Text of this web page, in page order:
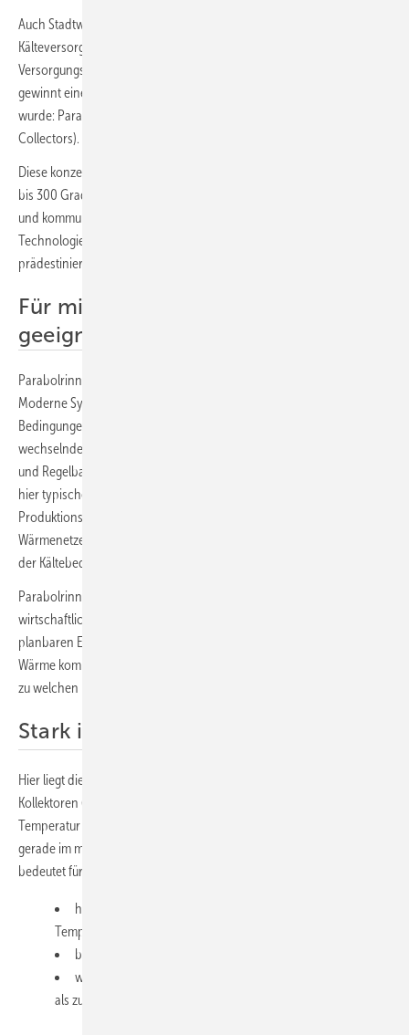
Auch Stadtwerke stehen vor der Frage, wie Wärmenetze und
Kälteversorgung wirtschaftlich klimafreundlich werden – ohne die
Versorgungssicherheit zu gefährden. Genau in diesem Spannungsfeld
gewinnt eine Technologie an Bedeutung, die lange unterschätzt
wurde: Parabolrinnen-Solarthermie (PTC: Parabolic Trough ­
Collectors).
Diese konzentrierende Solarthermie erschließt Temperaturen von 50
bis 300 Grad Celsius. Damit ist sie für viele Anwendungen in Industrie
und kommunaler Versorgung attraktiv. Entscheidend ist: Die
Technologie ist für Mitteleuropa und den deutschen Markt
prädestiniert – technisch, wirtschaftlich und regulatorisch.
Für mitteleuropäisches Klima
geeignet
Parabolrinnen werden häufig mit sonnenreichen Regionen assoziiert.
Moderne Systeme sind jedoch gezielt für mitteleuropäische
Bedingungen ausgelegt – inklusive niedriger Sonnenstände,
wechselnder Einstrahlung und hoher Anforderungen an Robustheit
und Regelbarkeit. Für Deutschland ist das besonders relevant, weil
hier typischerweise stetige Wärme- und Kältelasten vorliegen:
Produktionsprozesse laufen im Frühjahr, Herbst und Winter.
Wärmenetze benötigen zuverlässige Einspeisung. Im Sommer steigt
der Kältebedarf.
Parabolrinnen lassen sich so auslegen, dass sie genau mit
wirtschaftlich interessanten Temperaturen hohe Erträge liefern – mit
planbaren Ergebnissen. Denn die Frage lautet: Wie viel nutzbare
Wärme kommt im relevanten Temperaturbereich tatsächlich an – und
zu welchen Kosten?
Stark im industriellen Einsatz
Hier liegt die Stärke der Parabolrinne: Während nichtkonzentrierende
Kollektoren (zum Beispiel Flach- oder CPC-Kollektoren) mit steigender
Temperatur deutlich an Effizienz verlieren, bleibt die Parabolrinne
gerade im mittleren und höheren Temperaturbereich stabil. Das
bedeutet für Anwender konkret:
höhere spezifische Erträge im industriell relevanten
Temperaturfenster,
breiter Einsatzbereich von Heißwasser bis Prozessdampf,
wirtschaftliche Anwendung dort, wo Solarthermie bislang
als zu heiß oder zu lastkritisch galt.